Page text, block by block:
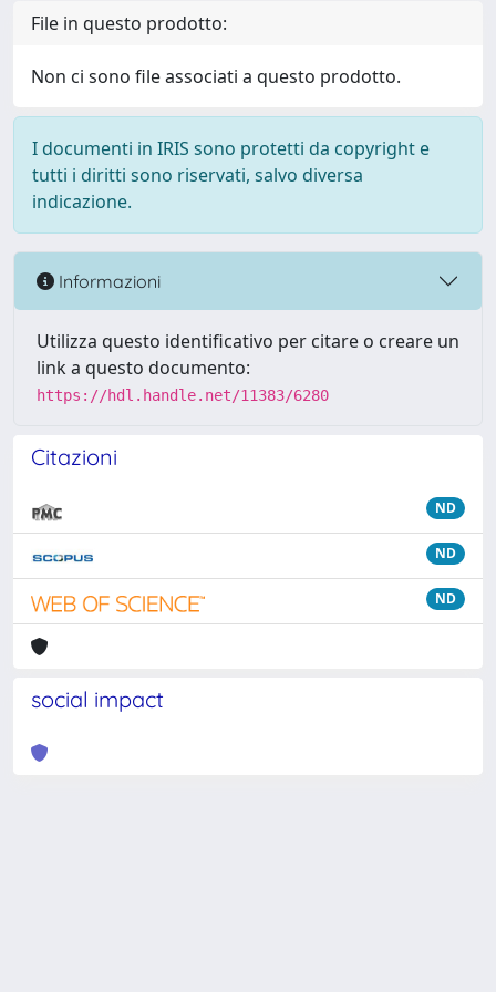
File in questo prodotto:
Non ci sono file associati a questo prodotto.
I documenti in IRIS sono protetti da copyright e
tutti i diritti sono riservati, salvo diversa
indicazione.
Informazioni
Utilizza questo identificativo per citare o creare un
link a questo documento:
https://hdl.handle.net/11383/6280
Citazioni
ND
ND
ND
social impact